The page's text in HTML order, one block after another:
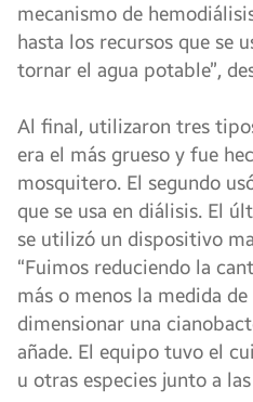
mecanismo de
hasta los recursos que se
tornar el agua potable”,
Al final, utilizaron tres
era el más grueso y fue
mosquitero. El segundo
que se usa en diálisis. El
se utilizó un dispositivo
“Fuimos reduciendo la
más o menos la medida
dimensionar una
añade. El equipo tuvo el
u otras especies junto a